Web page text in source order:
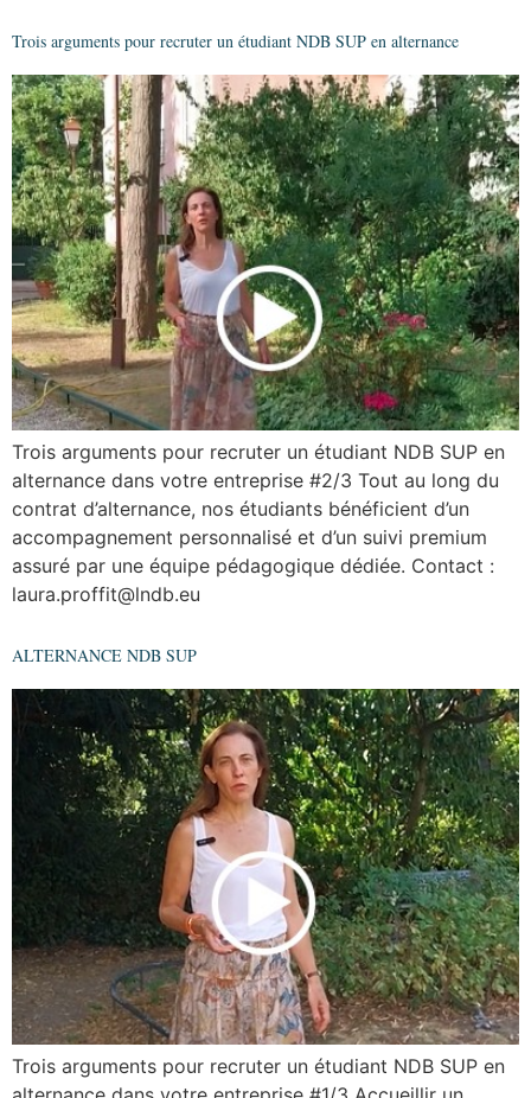
Trois arguments pour recruter un étudiant NDB SUP en alternance
Trois arguments pour recruter un étudiant NDB SUP en
alternance dans votre entreprise #2/3 Tout au long du
contrat d’alternance, nos étudiants bénéficient d’un
accompagnement personnalisé et d’un suivi premium
assuré par une équipe pédagogique dédiée. Contact :
laura.proffit@lndb.eu
ALTERNANCE NDB SUP
Trois arguments pour recruter un étudiant NDB SUP en